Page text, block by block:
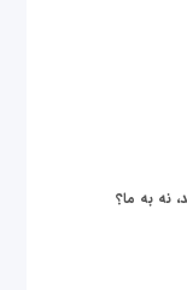
نه به ما؟